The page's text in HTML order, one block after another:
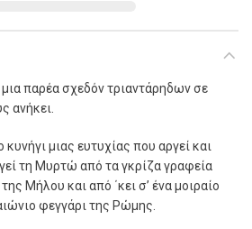
παρέα σχεδόν τριαντάρηδων σε
ανήκει.
μιας ευτυχίας που αργεί και
τη Μυρτώ από τα γκρίζα γραφεία
Μήλου και από ΄κει σ’ ένα μοιραίο
φεγγάρι της Ρώμης.